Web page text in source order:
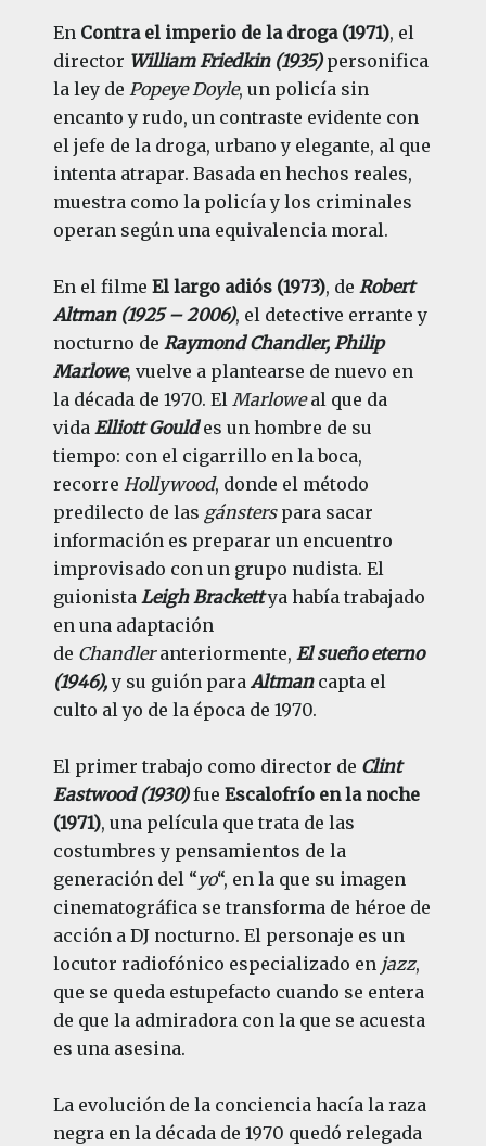
En Contra el imperio de la droga (1971), el
director William Friedkin (1935) personifica
la ley de Popeye Doyle, un policía sin
encanto y rudo, un contraste evidente con
el jefe de la droga, urbano y elegante, al que
intenta atrapar. Basada en hechos reales,
muestra como la policía y los criminales
operan según una equivalencia moral.
En el filme El largo adiós (1973), de Robert
Altman (1925 – 2006), el detective errante y
nocturno de Raymond Chandler, Philip
Marlowe, vuelve a plantearse de nuevo en
la década de 1970. El Marloweal que da
vida Elliott Gould es un hombre de su
tiempo: con el cigarrillo en la boca,
recorre Hollywood, donde el método
predilecto de las gánsterspara sacar
información es preparar un encuentro
improvisado con un grupo nudista. El
guionistaLeigh Brackettya había trabajado
en una adaptación
de Chandleranteriormente, El sueño eterno
(1946),y su guión para Altman capta el
culto al yo de la época de 1970.
El primer trabajo como director de Clint
Eastwood (1930) fue Escalofrío en la noche
(1971), una película que trata de las
costumbres y pensamientos de la
generación del “yo“, en la que su imagen
cinematográfica se transforma de héroe de
acción a DJ nocturno. El personaje es un
locutor radiofónico especializado en jazz,
que se queda estupefacto cuando se entera
de que la admiradora con la que se acuesta
es una asesina.
La evolución de la conciencia hacía la raza
negra en la década de 1970 quedó relegada